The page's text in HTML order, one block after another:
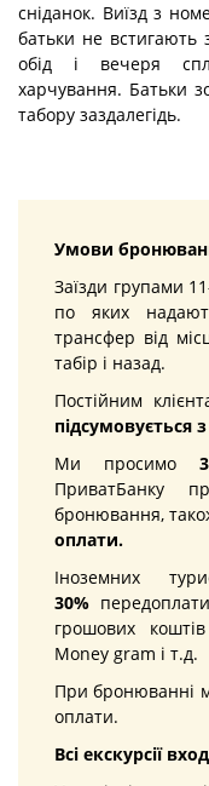
сніданок. Виїзд з
батьки не встигають
обід і вечеря
харчування. Батьки
табору заздалегідь.
Умови
Заїзди групами
по яких
трансфер від
табір і назад.
Постійним
підсумовується
Ми просимо
ПриватБанку
бронювання,
оплати.
Іноземних
30%
грошових
Money gram і т.д.
При бронюванні
оплати.
Всі екскурсії